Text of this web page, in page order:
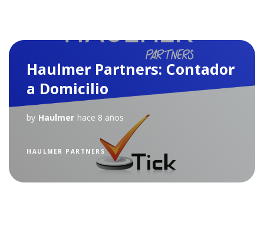
Haulmer Partners: Contador
a Domicilio
by Haulmer hace 8 años
HAULMER PARTNERS